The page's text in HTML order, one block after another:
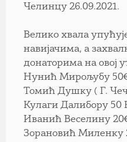
Челинцу 26.09.2021.
Велико хвала
навијачима, а
донаторима на овој
Нунић Мирољубу
Томић Душку ( Г.
Кулаги Далибору
Иванић Веселину
Зорановић